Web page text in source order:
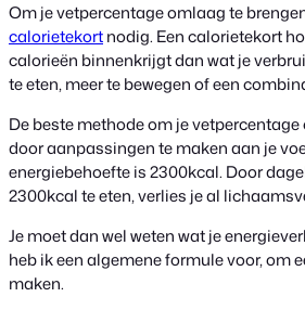
Om je vetpercentage omlaag te
calorietekortnodig. Een calorietekort
calorieën binnenkrijgt dan wat je
te eten, meer te bewegen of een
De beste methode om je
door aanpassingen te maken aan je
energiebehoefte is 2300kcal. Door
2300kcal te eten, verlies je al
Je moet dan wel weten wat je
heb ik een algemene formule voor, om
maken.